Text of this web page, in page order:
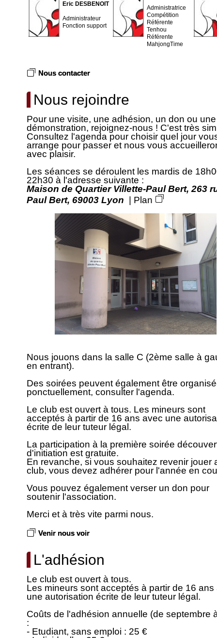
Eric DESBENOIT
Administrateur
Fonction support
Administratrice
Compétition
Référente
Tenhou
Référente
MahjongTime
Nous contacter
Nous rejoindre
Pour une visite, une adhésion, un don ou une
démonstration, rejoignez-nous ! C'est très
Consultez l'agenda pour choisir quel jour
arrange pour passer et nous vous
avec plaisir.
Les séances se déroulent les mardis de
22h30 à l'adresse suivante :
Maison de Quartier Villette-Paul Bert, 263
Paul Bert, 69003 Lyon
Plan
Nous jouons dans la salle C (2ème salle à
en entrant).
Des soirées peuvent également être
ponctuellement, consulter l'agenda.
Le club est ouvert à tous. Les mineurs sont
acceptés à partir de 16 ans avec une
écrite de leur tuteur légal.
La participation à la première soirée
d'initiation est gratuite.
En revanche, si vous souhaitez revenir jouer
club, vous devez adhérer pour l'année en
Vous pouvez également verser un don pour
soutenir l'association.
Merci et à très vite parmi nous.
Venir nous voir
L'adhésion
Le club est ouvert à tous.
Les mineurs sont acceptés à partir de 16 ans
une autorisation écrite de leur tuteur légal.
Coûts de l'adhésion annuelle (de septembre
:
- Etudiant, sans emploi : 25 €